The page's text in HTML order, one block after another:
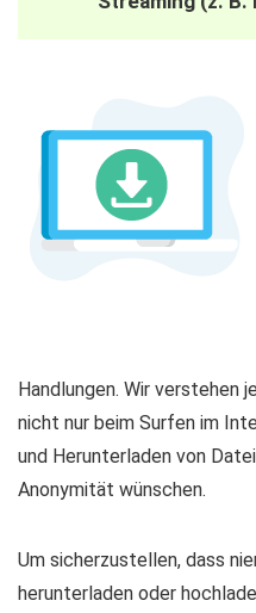
Handlungen. Wir verstehen
nicht nur beim Surfen im
und Herunterladen von
Anonymität wünschen.
Um sicherzustellen, dass
herunterladen oder